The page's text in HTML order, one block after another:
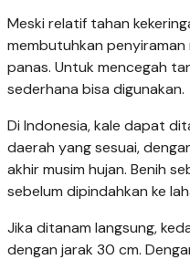
Meski relatif tahan
membutuhkan
panas. Untuk mencegah
sederhana bisa digunakan.
Di Indonesia, kale dapat
daerah yang sesuai,
akhir musim hujan. Benih
sebelum dipindahkan ke
Jika ditanam langsung,
dengan jarak 30 cm.